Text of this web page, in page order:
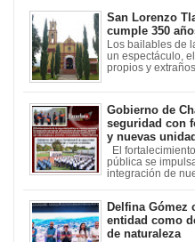
San Lorenzo
cumple 350
Los bailables de
un espectáculo,
propios y extraños
Gobierno de
seguridad con
y nuevas
El
pública se
integración de
Delfina Gómez
entidad como
de naturaleza